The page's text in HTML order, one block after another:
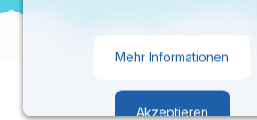
Mehr Informationen
Akzeptieren